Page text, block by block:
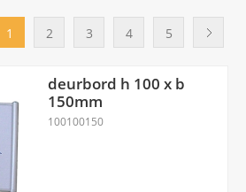
1 2 3 4 5
deurbord h 100 x b
150mm
100100150